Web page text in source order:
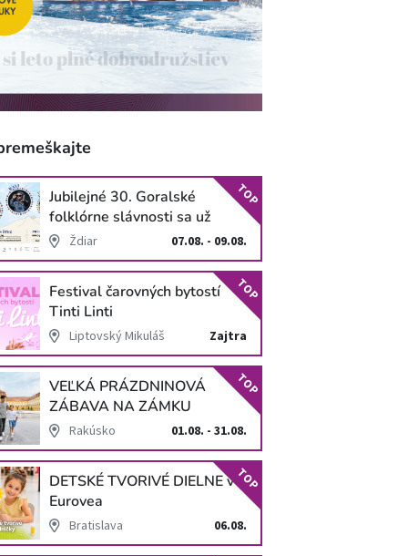
Jubilejné 30. Goralské
folklórne slávnosti sa už
blížiaŽdiar 07.08. - 09.08.
TOP
Festival čarovných bytostí
Tinti Linti
Liptovský Mikuláš Zajtra
TOP
VEĽKÁ PRÁZDNINOVÁ
ZÁBAVA NA ZÁMKU
SCHLOSS HOF
Rakúsko 01.08. - 31.08.
TOP
DETSKÉ TVORIVÉ DIELNE v
Eurovea
Bratislava 06.08.
TOP